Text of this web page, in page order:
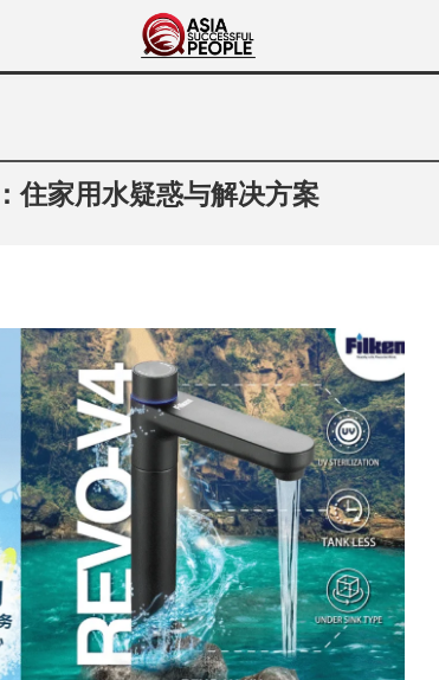
Asia Successful
亚洲成功人士的传奇故事
家用水疑惑与解决方案